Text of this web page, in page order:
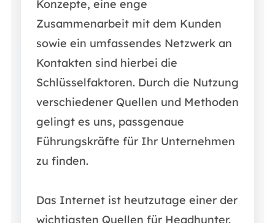
Konzepte, eine enge
Zusammenarbeit mit dem Kunden
sowie ein umfassendes Netzwerk an
Kontakten sind hierbei die
Schlüsselfaktoren. Durch die Nutzung
verschiedener Quellen und Methoden
gelingt es uns, passgenaue
Führungskräfte für Ihr Unternehmen
zu finden.
Das Internet ist heutzutage einer der
wichtigsten Quellen für Headhunter.